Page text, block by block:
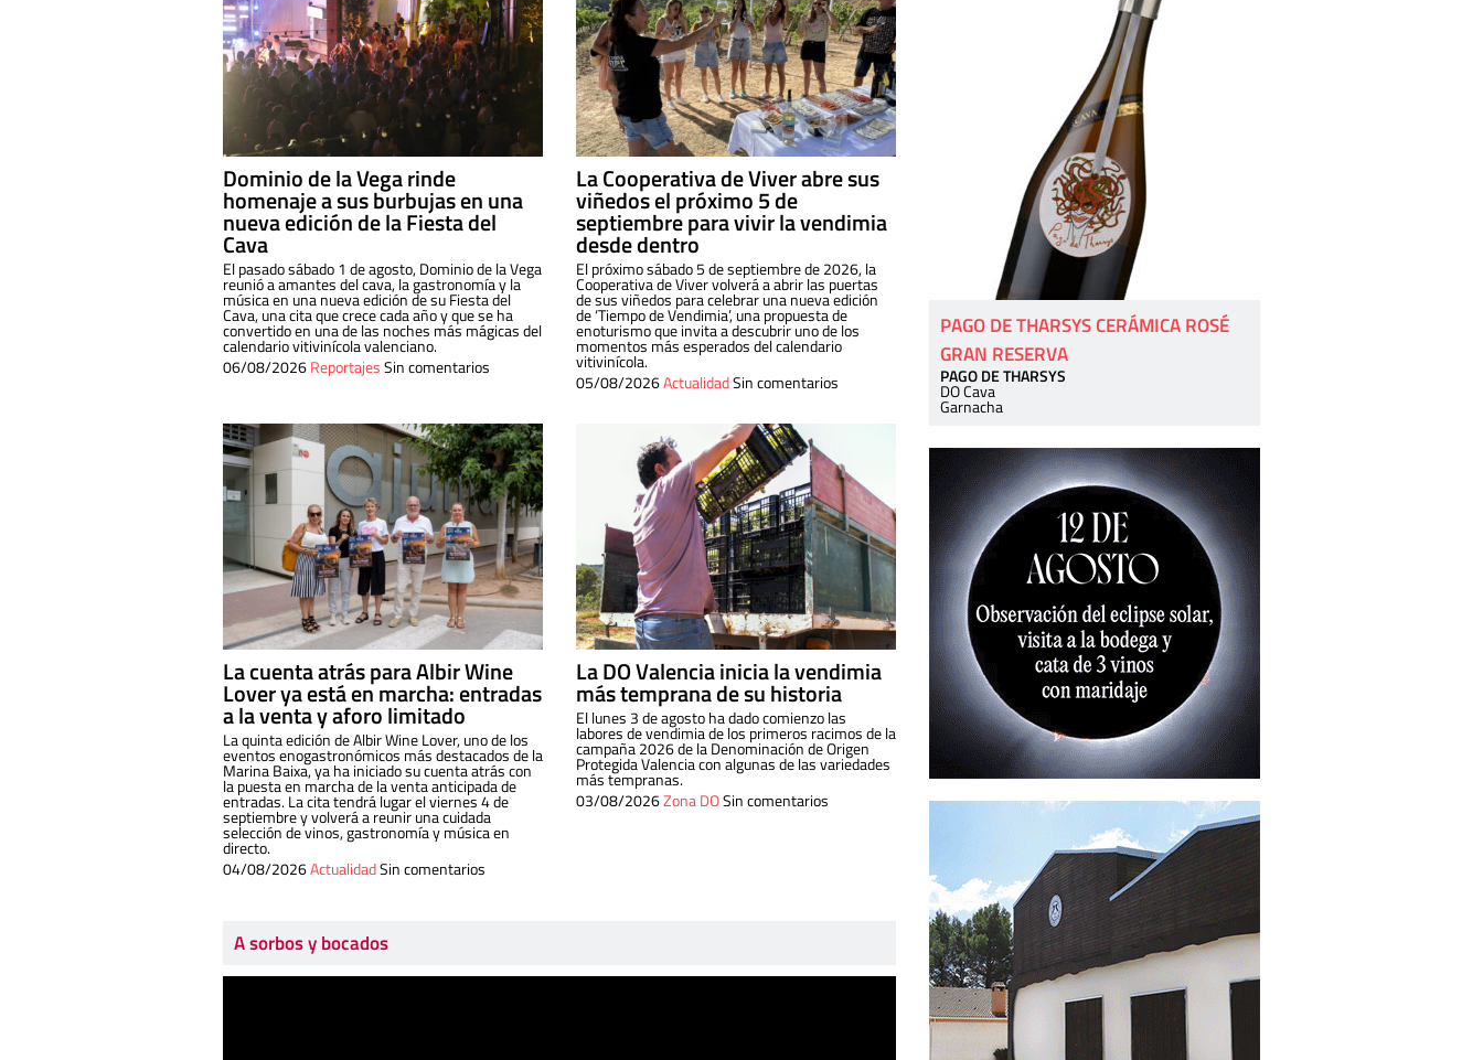
Dominio de la Vega rinde
homenaje a sus burbujas en una
nueva edición de la Fiesta del
Cava
El pasado sábado 1 de agosto, Dominio de la Vega
reunió a amantes del cava, la gastronomía y la
música en una nueva edición de su Fiesta del
Cava, una cita que crece cada año y que se ha
convertido en una de las noches más mágicas del
calendario vitivinícola valenciano.
06/08/2026ReportajesSin comentarios
La Cooperativa de Viver abre sus
viñedos el próximo 5 de
septiembre para vivir la vendimia
desde dentro
El próximo sábado 5 de septiembre de 2026, la
Cooperativa de Viver volverá a abrir las puertas
de sus viñedos para celebrar una nueva edición
de ‘Tiempo de Vendimia’, una propuesta de
enoturismo que invita a descubrir uno de los
momentos más esperados del calendario
vitivinícola.
05/08/2026ActualidadSin comentarios
La cuenta atrás para Albir Wine
Lover ya está en marcha: entradas
a la venta y aforo limitado
La quinta edición de Albir Wine Lover, uno de los
eventos enogastronómicos más destacados de la
Marina Baixa, ya ha iniciado su cuenta atrás con
la puesta en marcha de la venta anticipada de
entradas. La cita tendrá lugar el viernes 4 de
septiembre y volverá a reunir una cuidada
selección de vinos, gastronomía y música en
directo.
04/08/2026ActualidadSin comentarios
La DO Valencia inicia la vendimia
más temprana de su historia
El lunes 3 de agosto ha dado comienzo las
labores de vendimia de los primeros racimos de la
campaña 2026 de la Denominación de Origen
Protegida Valencia con algunas de las variedades
más tempranas.
03/08/2026Zona DOSin comentarios
A sorbos y bocados
PAGO DE THARSYS CERÁMICA ROSÉ
GRAN RESERVA
PAGO DE THARSYS
DO Cava
Garnacha